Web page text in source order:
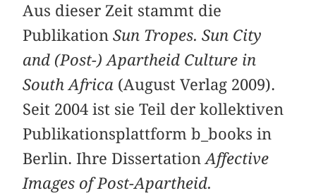
Aus dieser Zeit stammt die
PublikationSun Tropes. Sun City
and (Post-) Apartheid Culture in
South Africa (August Verlag 2009).
Seit 2004 ist sie Teil der kollektiven
Publikationsplattform b_books in
Berlin. Ihre DissertationAffective
Images of Post-Apartheid.